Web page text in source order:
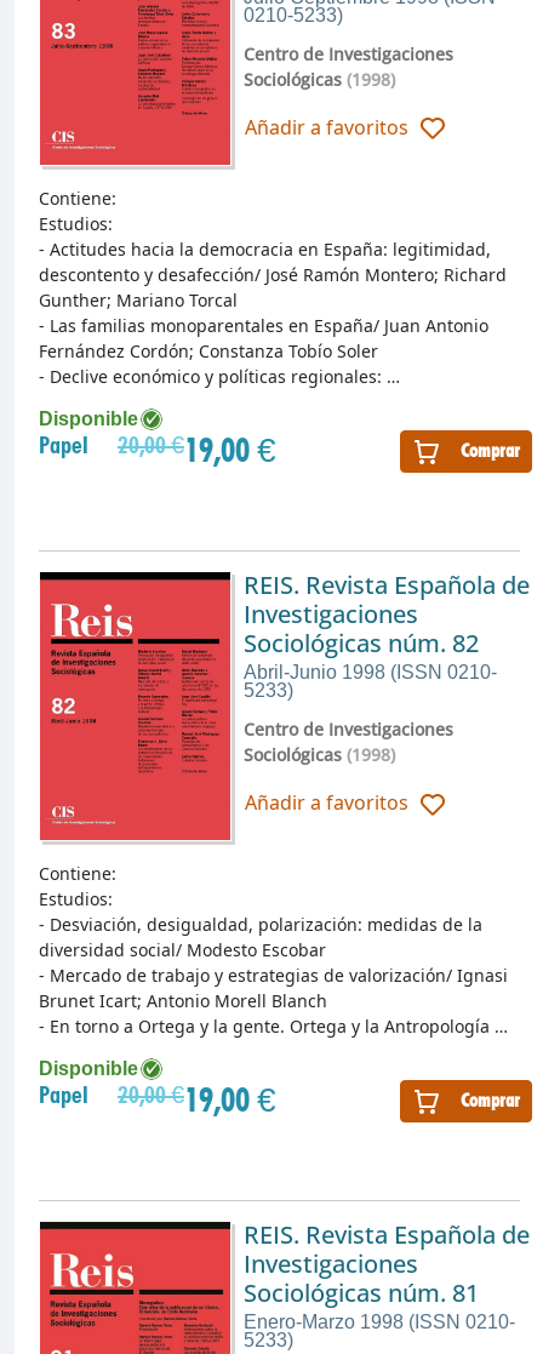
0210-5233)
Centro de Investigaciones
Sociológicas(1998)
Añadir a favoritos
Disponible
Papel 20,00 €19,00 € Comprar
Contiene:
Estudios:
- Actitudes hacia la democracia en España: legitimidad,
descontento y desafección/ José Ramón Montero; Richard
Gunther; Mariano Torcal
- Las familias monoparentales en España/ Juan Antonio
Fernández Cordón; Constanza Tobío Soler
- Declive económico y políticas regionales: …
REIS. Revista Española de
Investigaciones
Sociológicas núm. 82
Abril-Junio 1998 (ISSN 0210-
5233)
Centro de Investigaciones
Sociológicas(1998)
Añadir a favoritos
Disponible
Papel 20,00 €19,00 € Comprar
Contiene:
Estudios:
- Desviación, desigualdad, polarización: medidas de la
diversidad social/ Modesto Escobar
- Mercado de trabajo y estrategias de valorización/ Ignasi
Brunet Icart; Antonio Morell Blanch
- En torno a Ortega y la gente. Ortega y la Antropología …
REIS. Revista Española de
Investigaciones
Sociológicas núm. 81
Enero-Marzo 1998 (ISSN 0210-
5233)